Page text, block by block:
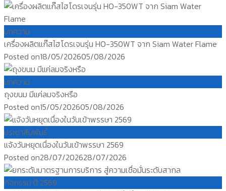
บทความ
เครื่องผลิตแก๊สไฮโดรเจนรุ่น HO-350WT จาก Siam Water Flame
Posted on18/05/202605/08/2026
บทความ
ถุงขนม มีแค่ลมจริงหรือ
Posted on15/05/202605/08/2026
ประชาสัมพันธ์
แจ้งวันหยุดเนื่องในวันเข้าพรรษา 2569
Posted on28/07/202628/07/2026
กิจกรรม ปี 2569